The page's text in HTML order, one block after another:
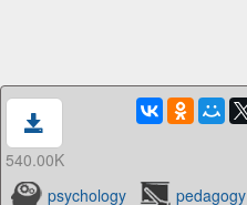
540.00K
psychology
pedagogy